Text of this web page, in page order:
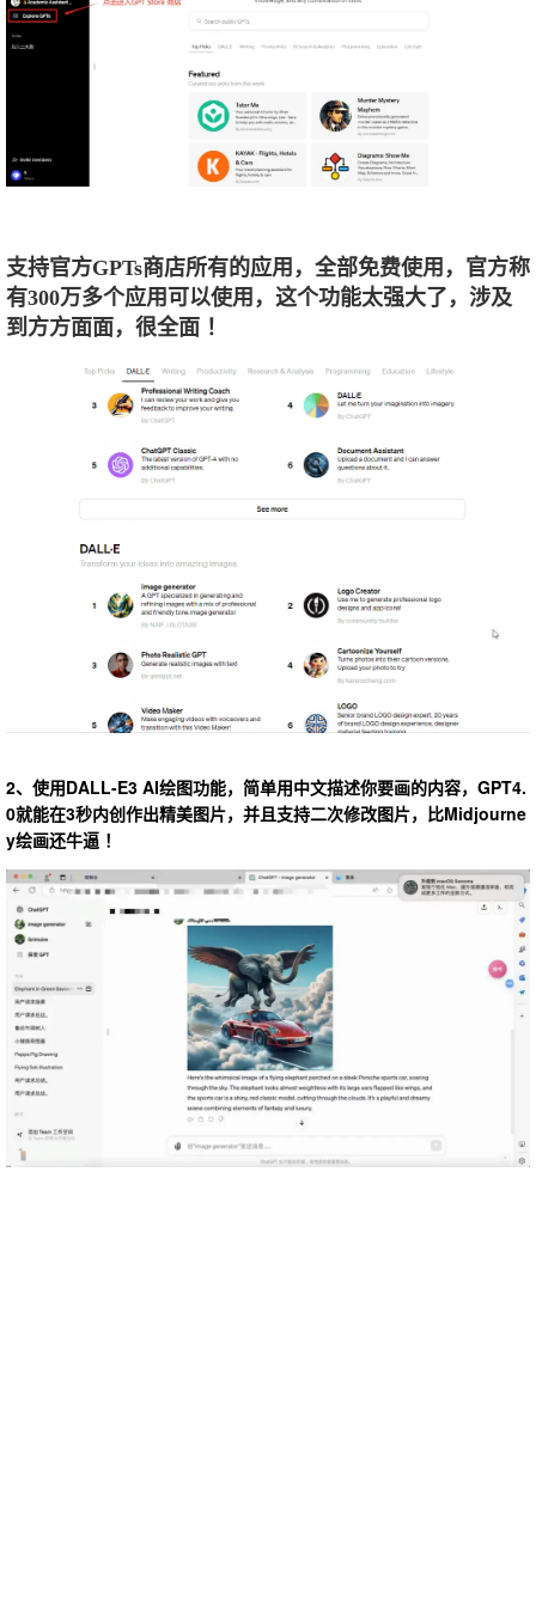
支持官方GPTs商店所有的应用，全部免费使用，官方称
有300万多个应用可以使用，这个功能太强大了，涉及
到方方面面，很全面 ！
2、使用DALL-E3 AI绘图功能，简单用中文描述你要画的内容，GPT4.
0就能在3秒内创作出精美图片，并且支持二次修改图片，比Midjourne
y绘画还牛逼 ！